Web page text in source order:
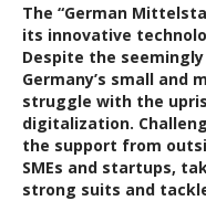
The “German
its innovative
Despite the
Germany’s small and
struggle with the
digitalization.
the support from
SMEs and startups,
strong suits and